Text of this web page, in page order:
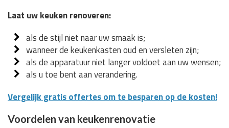
Laat uw keuken renoveren:
als de stijl niet naar uw smaak is;
wanneer de keukenkasten oud en versleten zijn;
als de apparatuur niet langer voldoet aan uw wensen;
als u toe bent aan verandering.
Vergelijk gratis offertes om te besparen op de kosten!
Voordelen van keukenrenovatie